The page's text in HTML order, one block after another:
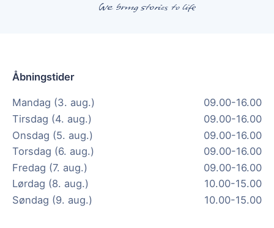
Åbningstider
Mandag (3. aug.)
09.00-16.00
Tirsdag (4. aug.)
09.00-16.00
Onsdag (5. aug.)
09.00-16.00
Torsdag (6. aug.)
09.00-16.00
Fredag (7. aug.)
09.00-16.00
Lørdag (8. aug.)
10.00-15.00
Søndag (9. aug.)
10.00-15.00